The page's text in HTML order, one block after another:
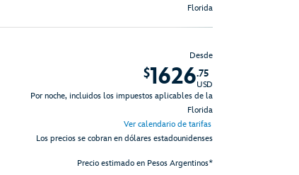
Florida
Desde
$1626.75
USD
Por noche, incluidos los impuestos aplicables de la
Florida
Ver calendario de tarifas
Los precios se cobran en dólares estadounidenses
Precio estimado en Pesos Argentinos*